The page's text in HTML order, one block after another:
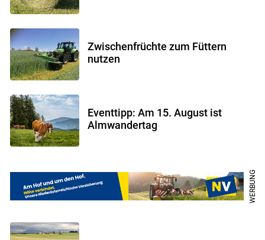
Zwischenfrüchte zum Füttern
nutzen
Eventtipp: Am 15. August ist
Almwandertag